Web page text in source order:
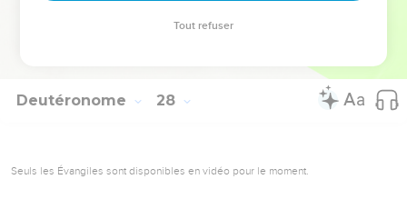
Deutéronome 28
Seuls les Évangiles sont disponibles en vidéo pour le moment.
Tout refuser